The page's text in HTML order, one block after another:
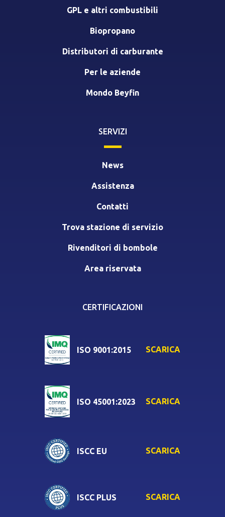
GPL e altri combustibili
Biopropano
Distributori di carburante
Per le aziende
Mondo Beyfin
SERVIZI
News
Assistenza
Contatti
Trova stazione di servizio
Rivenditori di bombole
Area riservata
CERTIFICAZIONI
ISO 9001:2015 SCARICA
ISO 45001:2023 SCARICA
ISCC EU SCARICA
ISCC PLUS SCARICA